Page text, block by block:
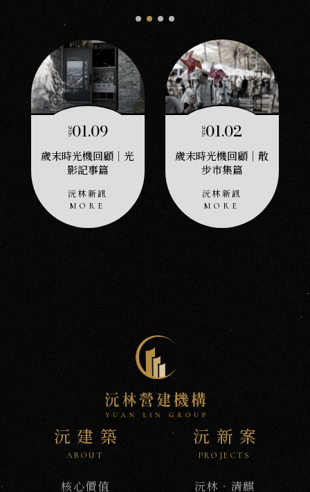
沅
美
學
PORTFOLIO 沅
工
藝
CRAFTS
202601.09
歲末時光機回顧｜光
影記事篇
沅林新訊
202601.02
歲末時光機回顧｜散
步市集篇
沅林新訊
沅建築
ABOUT
核心價值
沅新案
PROJECTS
沅林‧清麒